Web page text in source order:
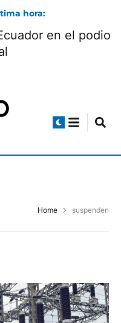
hora:
en el podio
Home suspenden